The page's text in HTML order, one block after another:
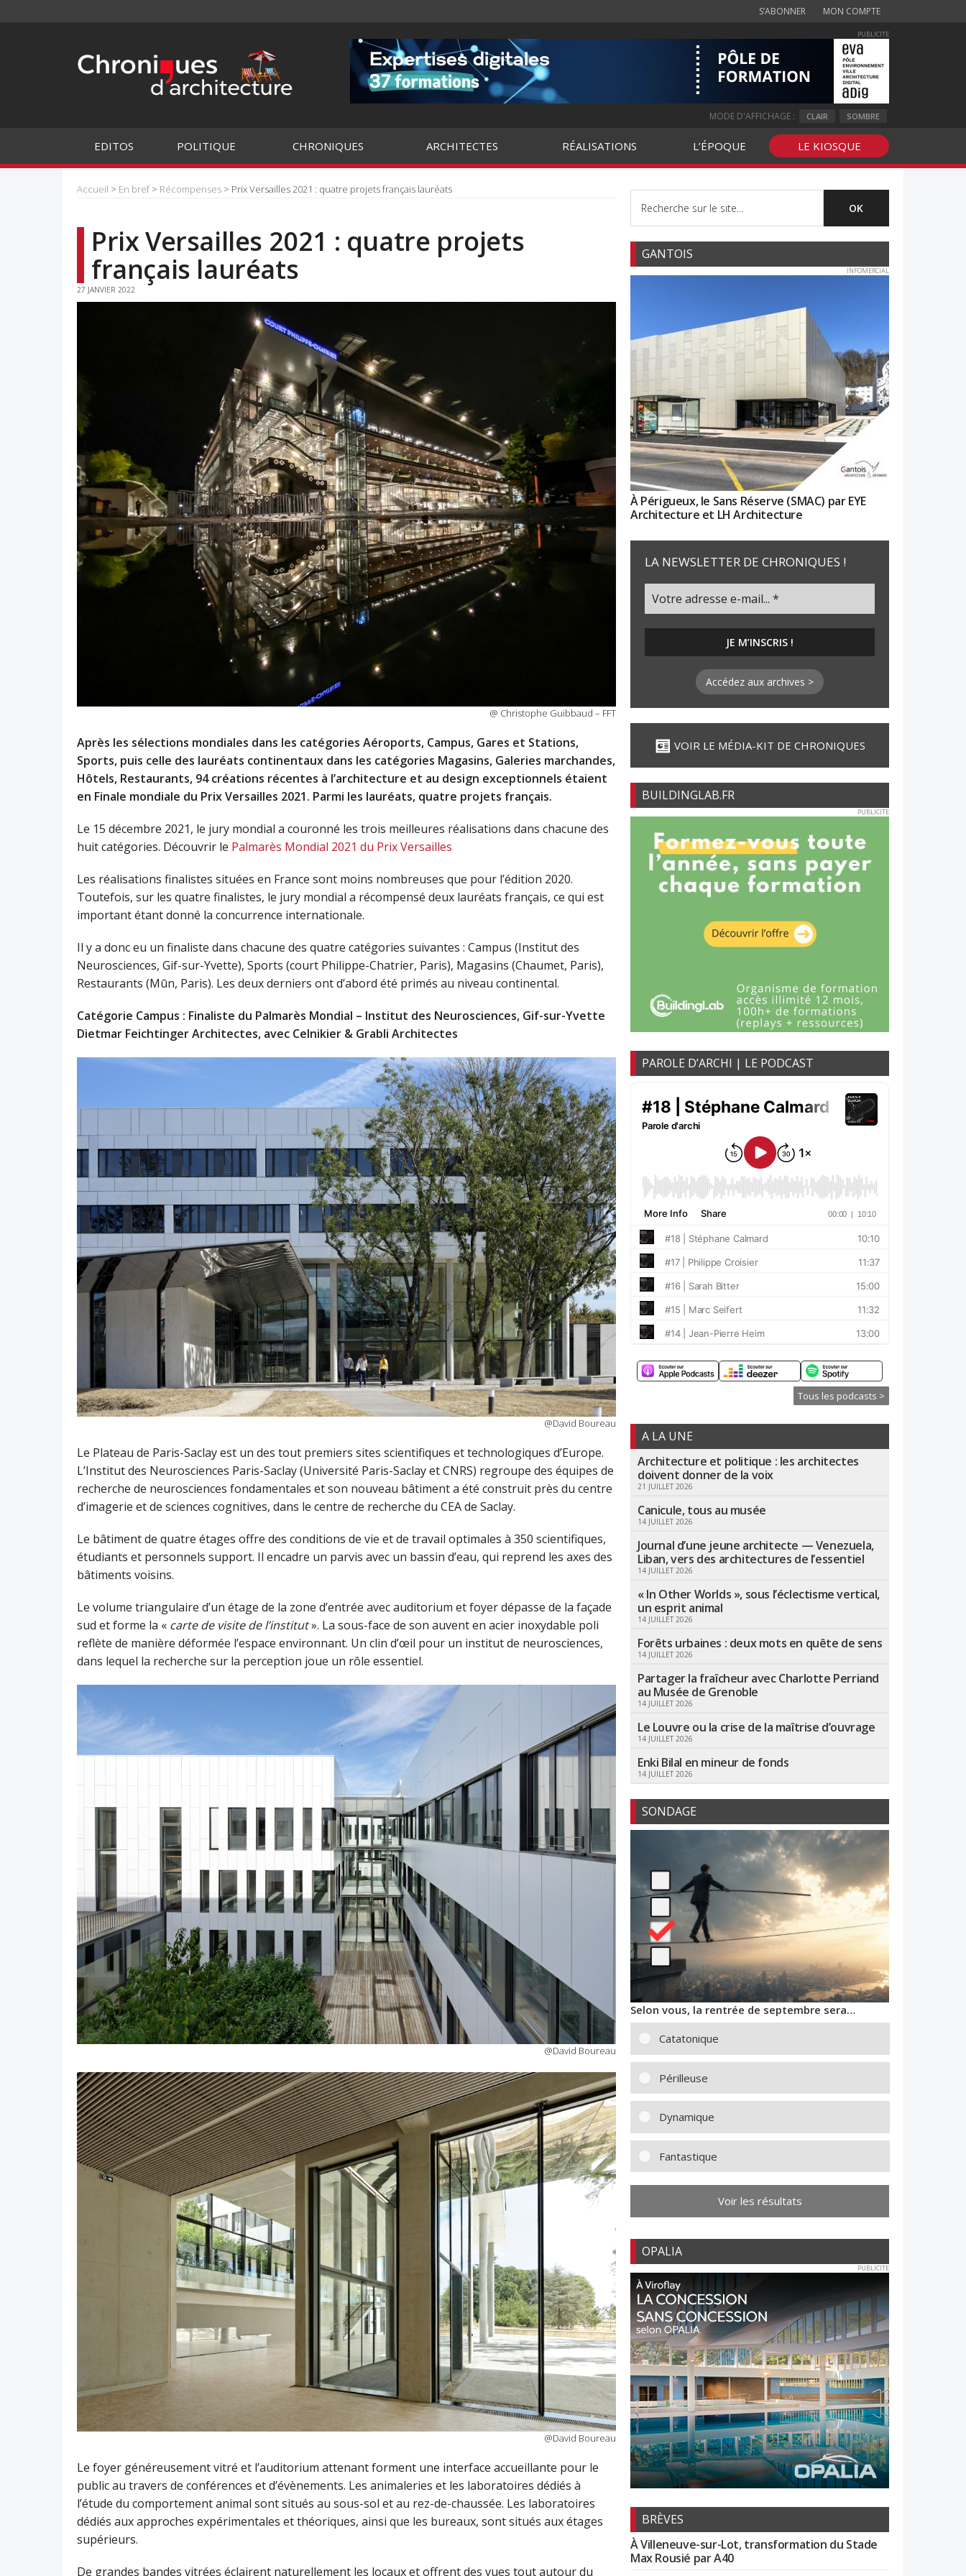
S’ABONNER MON COMPTE
PUBLICITE
MODE D'AFFICHAGE : CLAIR SOMBRE
EDITOS POLITIQUE CHRONIQUES ARCHITECTES RÉALISATIONS L’ÉPOQUE LE KIOSQUE
Accueil > En bref > Récompenses > Prix Versailles 2021 : quatre projets français lauréats
Prix Versailles 2021 : quatre projets
français lauréats
27 JANVIER 2022
@ Christophe Guibbaud – FFT
Après les sélections mondiales dans les catégories Aéroports, Campus, Gares et Stations,
Sports, puis celle des lauréats continentaux dans les catégories Magasins, Galeries marchandes,
Hôtels, Restaurants, 94 créations récentes à l’architecture et au design exceptionnels étaient
en Finale mondiale du Prix Versailles 2021. Parmi les lauréats, quatre projets français.
Le 15 décembre 2021, le jury mondial a couronné les trois meilleures réalisations dans chacune des
huit catégories. Découvrir le Palmarès Mondial 2021 du Prix Versailles
Les réalisations finalistes situées en France sont moins nombreuses que pour l’édition 2020.
Toutefois, sur les quatre finalistes, le jury mondial a récompensé deux lauréats français, ce qui est
important étant donné la concurrence internationale.
Il y a donc eu un finaliste dans chacune des quatre catégories suivantes : Campus (Institut des
Neurosciences, Gif-sur-Yvette), Sports (court Philippe-Chatrier, Paris), Magasins (Chaumet, Paris),
Restaurants (Mūn, Paris). Les deux derniers ont d’abord été primés au niveau continental.
Catégorie Campus : Finaliste du Palmarès Mondial – Institut des Neurosciences, Gif-sur-Yvette
Dietmar Feichtinger Architectes, avec Celnikier & Grabli Architectes
@David Boureau
Le Plateau de Paris-Saclay est un des tout premiers sites scientifiques et technologiques d’Europe.
L’Institut des Neurosciences Paris-Saclay (Université Paris-Saclay et CNRS) regroupe des équipes de
recherche de neurosciences fondamentales et son nouveau bâtiment a été construit près du centre
d’imagerie et de sciences cognitives, dans le centre de recherche du CEA de Saclay.
Le bâtiment de quatre étages offre des conditions de vie et de travail optimales à 350 scientifiques,
étudiants et personnels support. Il encadre un parvis avec un bassin d’eau, qui reprend les axes des
bâtiments voisins.
Le volume triangulaire d’un étage de la zone d’entrée avec auditorium et foyer dépasse de la façade
sud et forme la « carte de visite de l’institut». La sous-face de son auvent en acier inoxydable poli
reflète de manière déformée l’espace environnant. Un clin d’œil pour un institut de neurosciences,
dans lequel la recherche sur la perception joue un rôle essentiel.
@David Boureau
@David Boureau
Le foyer généreusement vitré et l’auditorium attenant forment une interface accueillante pour le
public au travers de conférences et d’évènements. Les animaleries et les laboratoires dédiés à
l’étude du comportement animal sont situés au sous-sol et au rez-de-chaussée. Les laboratoires
dédiés aux approches expérimentales et théoriques, ainsi que les bureaux, sont situés aux étages
supérieurs.
De grandes bandes vitrées éclairent naturellement les locaux et offrent des vues tout autour du
GANTOIS
INFOMERCIAL
À Périgueux, le Sans Réserve (SMAC) par EYE
Architecture et LH Architecture
LA NEWSLETTER DE CHRONIQUES !
Accédez aux archives >
VOIR LE MÉDIA-KIT DE CHRONIQUES
BUILDINGLAB.FR
PUBLICITE
PAROLE D’ARCHI | LE PODCAST
Tous les podcasts >
A LA UNE
Architecture et politique : les architectes
doivent donner de la voix
21 JUILLET 2026
Canicule, tous au musée
14 JUILLET 2026
Journal d’une jeune architecte — Venezuela,
Liban, vers des architectures de l’essentiel
14 JUILLET 2026
« In Other Worlds », sous l’éclectisme vertical,
un esprit animal
14 JUILLET 2026
Forêts urbaines : deux mots en quête de sens
14 JUILLET 2026
Partager la fraîcheur avec Charlotte Perriand
au Musée de Grenoble
14 JUILLET 2026
Le Louvre ou la crise de la maîtrise d’ouvrage
14 JUILLET 2026
Enki Bilal en mineur de fonds
14 JUILLET 2026
SONDAGE
Selon vous, la rentrée de septembre sera…
Catatonique
Périlleuse
Dynamique
Fantastique
Voir les résultats
OPALIA
PUBLICITE
BRÈVES
À Villeneuve-sur-Lot, transformation du Stade
Max Rousié par A40